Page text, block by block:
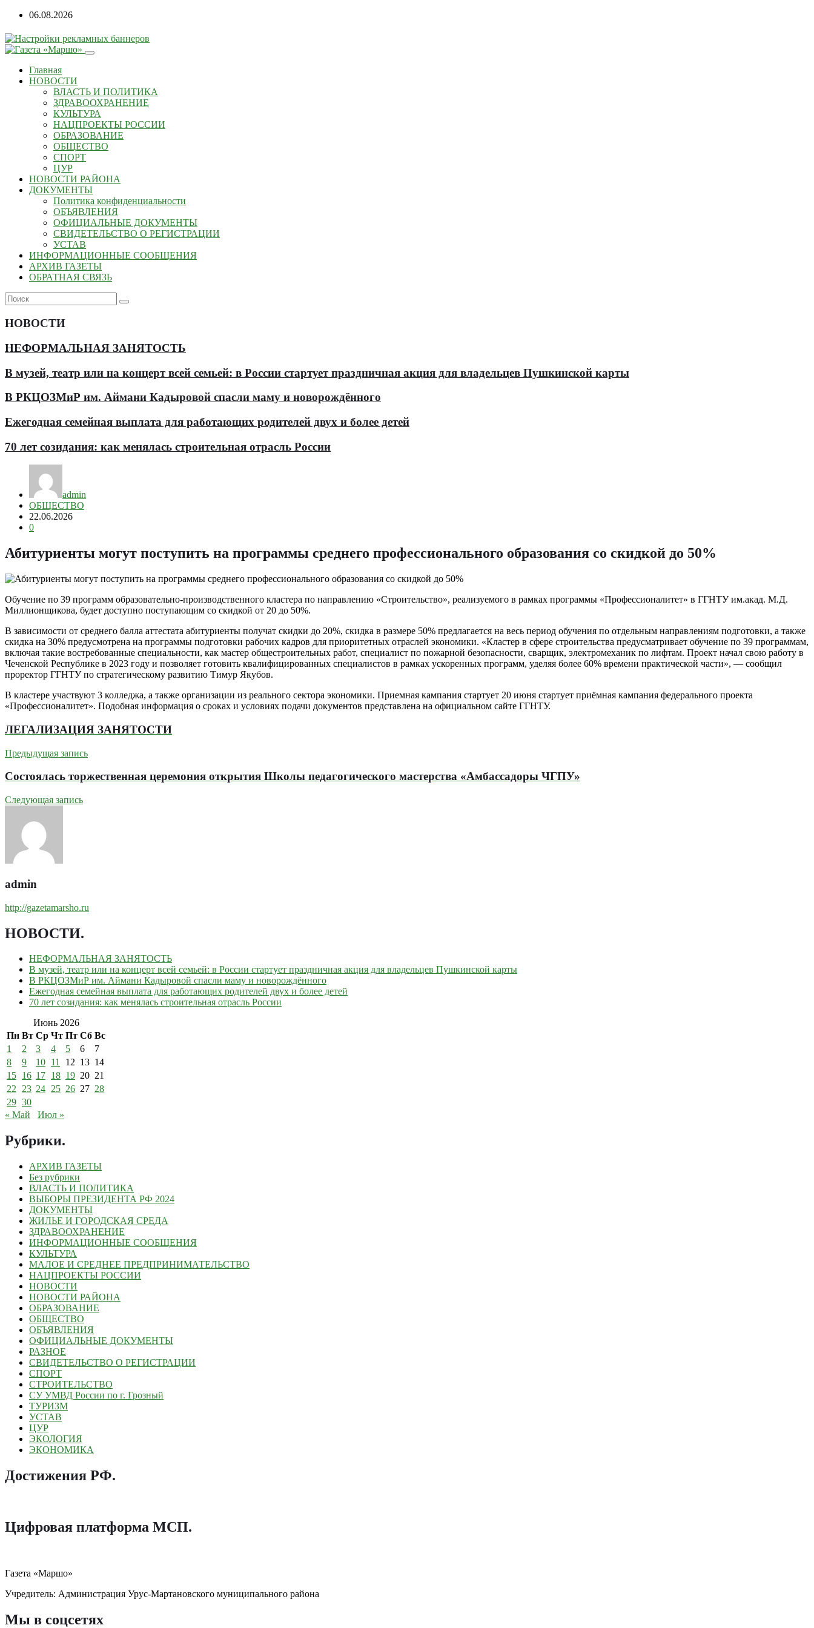
Перейти
содержанию
06.08.2026
Главная
НОВОСТИ
ВЛАСТЬ И ПОЛИТИКА
ЗДРАВООХРАНЕНИЕ
КУЛЬТУРА
НАЦПРОЕКТЫ РОССИИ
ОБРАЗОВАНИЕ
ОБЩЕСТВО
СПОРТ
ЦУР
НОВОСТИ РАЙОНА
ДОКУМЕНТЫ
Политика конфиденциальности
ОБЪЯВЛЕНИЯ
ОФИЦИАЛЬНЫЕ ДОКУМЕНТЫ
СВИДЕТЕЛЬСТВО О РЕГИСТРАЦИИ
УСТАВ
ИНФОРМАЦИОННЫЕ СООБЩЕНИЯ
АРХИВ ГАЗЕТЫ
ОБРАТНАЯ СВЯЗЬ
НОВОСТИ
НЕФОРМАЛЬНАЯ ЗАНЯТОСТЬ
В музей, театр или на концерт всей семьей: в России стартует праздничная акция для владельцев Пушкинской карты
В РКЦОЗМиР им. Аймани Кадыровой спасли маму и новорождённого
Ежегодная семейная выплата для работающих родителей двух и более детей
70 лет созидания: как менялась строительная отрасль России
admin
ОБЩЕСТВО
22.06.2026
0
Абитуриенты могут поступить на программы среднего профессионального образования со скидкой до 50%
Обучение по 39 программ образовательно-производственного кластера по направлению «Строительство», реализуемого в рамках программы «Профессионалитет» в ГГНТУ им.акад. М.Д.
Миллионщикова, будет доступно поступающим со скидкой от 20 до 50%.
В зависимости от среднего балла аттестата абитуриенты получат скидки до 20%, скидка в размере 50% предлагается на весь период обучения по отдельным направлениям подготовки, а также
скидка на 30% предусмотрена на программы подготовки рабочих кадров для приоритетных отраслей экономики. «Кластер в сфере строительства предусматривает обучение по 39 программам,
включая такие востребованные специальности, как мастер общестроительных работ, специалист по пожарной безопасности, сварщик, электромеханик по лифтам. Проект начал свою работу в
Чеченской Республике в 2023 году и позволяет готовить квалифицированных специалистов в рамках ускоренных программ, уделяя более 60% времени практической части», — сообщил
проректор ГГНТУ по стратегическому развитию Тимур Якубов.
В кластере участвуют 3 колледжа, а также организации из реального сектора экономики. Приемная кампания стартует 20 июня стартует приёмная кампания федерального проекта
«Профессионалитет». Подобная информация о сроках и условиях подачи документов представлена на официальном сайте ГГНТУ.
ЛЕГАЛИЗАЦИЯ ЗАНЯТОСТИ
Предыдущая запись
Состоялась торжественная церемония открытия Школы педагогического мастерства «Амбассадоры ЧГПУ»
Следующая запись
admin
http://gazetamarsho.ru
НОВОСТИ.
НЕФОРМАЛЬНАЯ ЗАНЯТОСТЬ
В музей, театр или на концерт всей семьей: в России стартует праздничная акция для владельцев Пушкинской карты
В РКЦОЗМиР им. Аймани Кадыровой спасли маму и новорождённого
Ежегодная семейная выплата для работающих родителей двух и более детей
70 лет созидания: как менялась строительная отрасль России
Июнь 2026
Пн Вт Ср Чт Пт Сб Вс
1
2 3 4 5 6
7
8
9 10 11 12 13 14
15 16 17 18 19 20 21
22 23 24 25 26 27 28
29 30
« Май
Июл »
Рубрики.
АРХИВ ГАЗЕТЫ
Без рубрики
ВЛАСТЬ И ПОЛИТИКА
ВЫБОРЫ ПРЕЗИДЕНТА РФ 2024
ДОКУМЕНТЫ
ЖИЛЬЕ И ГОРОДСКАЯ СРЕДА
ЗДРАВООХРАНЕНИЕ
ИНФОРМАЦИОННЫЕ СООБЩЕНИЯ
КУЛЬТУРА
МАЛОЕ И СРЕДНЕЕ ПРЕДПРИНИМАТЕЛЬСТВО
НАЦПРОЕКТЫ РОССИИ
НОВОСТИ
НОВОСТИ РАЙОНА
ОБРАЗОВАНИЕ
ОБЩЕСТВО
ОБЪЯВЛЕНИЯ
ОФИЦИАЛЬНЫЕ ДОКУМЕНТЫ
РАЗНОЕ
СВИДЕТЕЛЬСТВО О РЕГИСТРАЦИИ
СПОРТ
СТРОИТЕЛЬСТВО
СУ УМВД России по г. Грозный
ТУРИЗМ
УСТАВ
ЦУР
ЭКОЛОГИЯ
ЭКОНОМИКА
Достижения РФ.
Цифровая платформа МСП.
Газета «Маршо»
Учредитель: Администрация Урус-Мартановского муниципального района
Мы в соцсетях